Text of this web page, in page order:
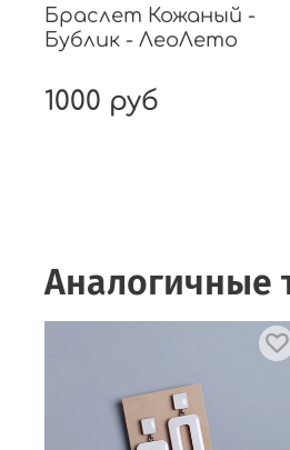
Браслет Кожаный -
Бублик - ЛеоЛето
1000 руб
Аналогичные